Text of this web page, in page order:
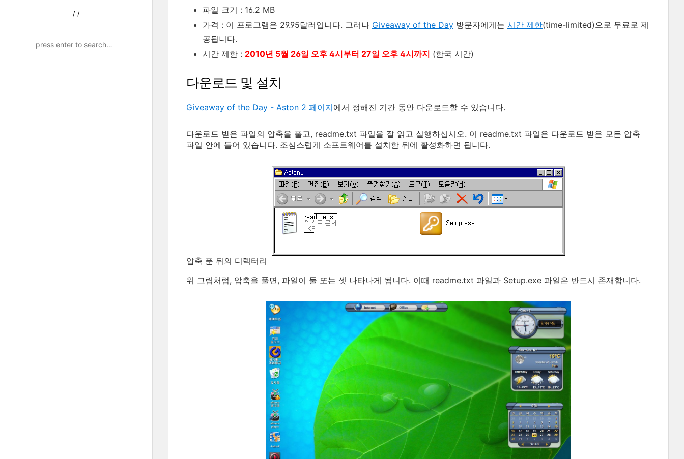
/ /
파일 크기 : 16.2 MB
가격 : 이 프로그램은 29.95달러입니다. 그러나 Giveaway of the Day 방문자에게는 시간 제한(time-limited)으로 무료로 제
공됩니다.
시간 제한 : 2010년 5월 26일 오후 4시부터 27일 오후 4시까지 (한국 시간)
다운로드 및 설치
Giveaway of the Day - Aston 2 페이지에서 정해진 기간 동안 다운로드할 수 있습니다.
다운로드 받은 파일의 압축을 풀고, readme.txt 파일을 잘 읽고 실행하십시오. 이 readme.txt 파일은 다운로드 받은 모든 압축
파일 안에 들어 있습니다. 조심스럽게 소프트웨어를 설치한 뒤에 활성화하면 됩니다.
압축 푼 뒤의 디렉터리
위 그림처럼, 압축을 풀면, 파일이 둘 또는 셋 나타나게 됩니다. 이때 readme.txt 파일과 Setup.exe 파일은 반드시 존재합니다.